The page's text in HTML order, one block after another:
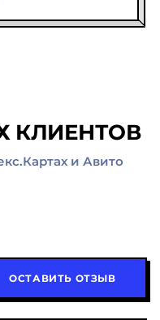
КЛИЕНТОВ
и Авито
ОСТАВИТЬ ОТЗЫВ